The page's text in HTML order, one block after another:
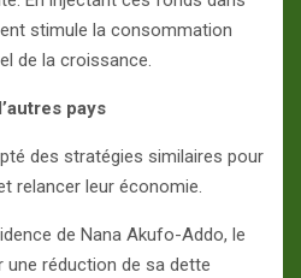
stimule la consommation
de la croissance.
pays
des stratégies similaires pour
relancer leur économie.
de Nana Akufo-Addo, le
une réduction de sa dette